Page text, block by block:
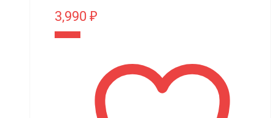
3,990 ₽